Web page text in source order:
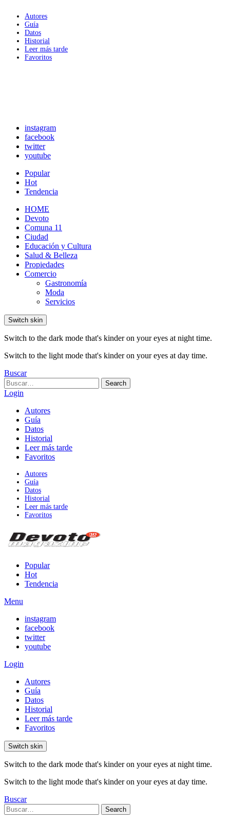
Autores
Guía
Datos
Historial
Leer más tarde
Favoritos
instagram
facebook
twitter
youtube
Popular
Hot
Tendencia
HOME
Devoto
Comuna 11
Ciudad
Educación y Cultura
Salud & Belleza
Propiedades
Comercio
Gastronomía
Moda
Servicios
Switch skin
Switch to the dark mode that's kinder on your eyes at night time.
Switch to the light mode that's kinder on your eyes at day time.
Buscar
Search
for:
Search
Login
Autores
Guía
Datos
Historial
Leer más tarde
Favoritos
Autores
Guía
Datos
Historial
Leer más tarde
Favoritos
Popular
Hot
Tendencia
Menu
instagram
facebook
twitter
youtube
Login
Autores
Guía
Datos
Historial
Leer más tarde
Favoritos
Switch skin
Switch to the dark mode that's kinder on your eyes at night time.
Switch to the light mode that's kinder on your eyes at day time.
Buscar
Search
for:
Search